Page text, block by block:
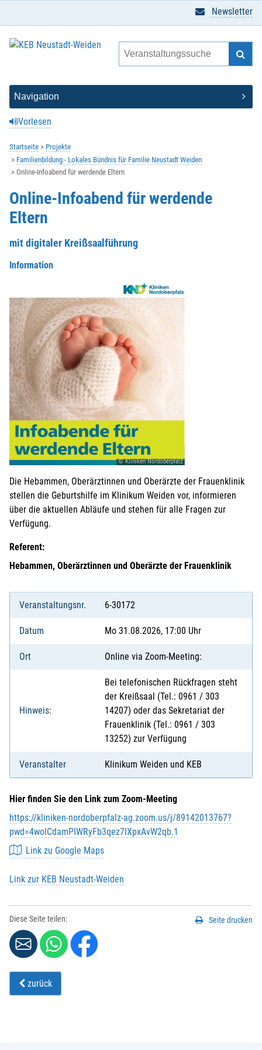
Vorlesen
Newsletter
Startseite
Projekte
Familienbildung - Lokales Bündnis für Familie Neustadt Weiden
Online-Infoabend für werdende Eltern
Online-Infoabend für werdende
Eltern
mit digitaler Kreißsaalführung
Information
© Kliniken Nordoberpfalz
Die Hebammen, Oberärztinnen und Oberärzte der Frauenklinik
stellen die Geburtshilfe im Klinikum Weiden vor, informieren
über die aktuellen Abläufe und stehen für alle Fragen zur
Verfügung.
Referent:
Hebammen, Oberärztinnen und Oberärzte der Frauenklinik
Veranstaltungsnr. 6-30172
Datum Mo 31.08.2026, 17:00 Uhr
Ort Online via Zoom-Meeting:
Hinweis:
Bei telefonischen Rückfragen steht
der Kreißsaal (Tel.: 0961 / 303
14207) oder das Sekretariat der
Frauenklinik (Tel.: 0961 / 303
13252) zur Verfügung
Veranstalter Klinikum Weiden und KEB
Hier finden Sie den Link zum Zoom-Meeting
https://kliniken-nordoberpfalz-ag.zoom.us/j/89142013767?
pwd=4wolCdamPIWRyFb3qez7IXpxAvW2qb.1
Link zu Google Maps
Link zur KEB Neustadt-Weiden
Diese Seite teilen: Seite drucken
zurück